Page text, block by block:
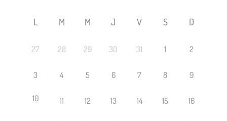
L M M J V S D
27 28 29 30 31 1 2
3 4 5 6 7 8 9
10 11 12 13 14 15 16